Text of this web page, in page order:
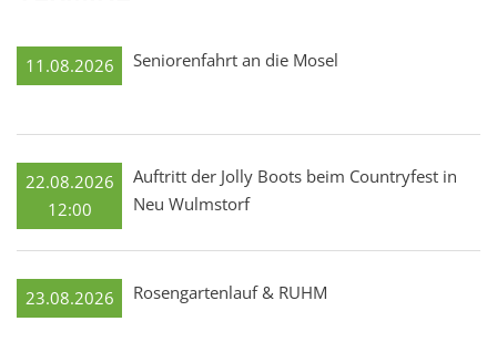
11.08.2026 Seniorenfahrt an die Mosel
22.08.2026
12:00
Auftritt der Jolly Boots beim Countryfest in
Neu Wulmstorf
23.08.2026 Rosengartenlauf & RUHM